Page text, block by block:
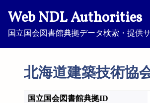
Web NDL Authorities
国立国会図書館典拠データ検索・提供
北海道建築技術協
国立国会図書館典拠ID